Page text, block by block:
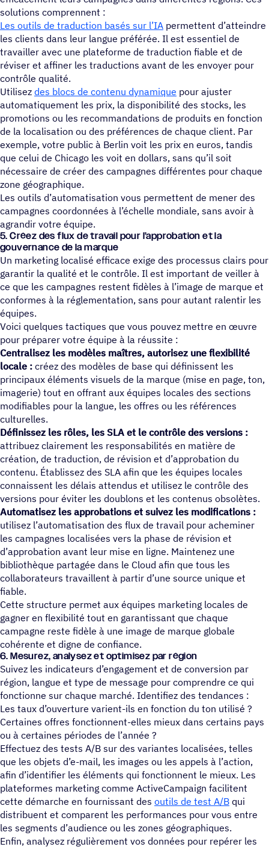
solutions comprennent :
Les outils de traduction basés sur l’IA permettent d’atteindre
les clients dans leur langue préférée. Il est essentiel de
travailler avec une plateforme de traduction fiable et de
réviser et affiner les traductions avant de les envoyer pour
contrôle qualité.
Utilisez des blocs de contenu dynamique pour ajuster
automatiquement les prix, la disponibilité des stocks, les
promotions ou les recommandations de produits en fonction
de la localisation ou des préférences de chaque client. Par
exemple, votre public à Berlin voit les prix en euros, tandis
que celui de Chicago les voit en dollars, sans qu’il soit
nécessaire de créer des campagnes différentes pour chaque
zone géographique.
Les outils d’automatisation vous permettent de mener des
campagnes coordonnées à l’échelle mondiale, sans avoir à
agrandir votre équipe.
5. Créez des flux de travail pour l’approbation et la
gouver­nance de la marque
Un marketing localisé efficace exige des processus clairs pour
garantir la qualité et le contrôle. Il est important de veiller à
ce que les campagnes restent fidèles à l’image de marque et
conformes à la réglementation, sans pour autant ralentir les
équipes.
Voici quelques tactiques que vous pouvez mettre en œuvre
pour préparer votre équipe à la réussite :
Centralisez les modèles maîtres, autorisez une flexibilité
locale : créez des modèles de base qui définissent les
principaux éléments visuels de la marque (mise en page, ton,
imagerie) tout en offrant aux équipes locales des sections
modifiables pour la langue, les offres ou les références
culturelles.
Définissez les rôles, les SLA et le contrôle des versions :
attribuez clairement les responsabilités en matière de
création, de traduction, de révision et d’approbation du
contenu. Établissez des SLA afin que les équipes locales
connaissent les délais attendus et utilisez le contrôle des
versions pour éviter les doublons et les contenus obsolètes.
Automatisez les approbations et suivez les modifications :
utilisez l’automatisation des flux de travail pour acheminer
les campagnes localisées vers la phase de révision et
d’approbation avant leur mise en ligne. Maintenez une
bibliothèque partagée dans le Cloud afin que tous les
collaborateurs travaillent à partir d’une source unique et
fiable.
Cette structure permet aux équipes marketing locales de
gagner en flexibilité tout en garantissant que chaque
campagne reste fidèle à une image de marque globale
cohérente et digne de confiance.
6. Mesurez, analy­sez et opti­mi­sez par région
Suivez les indicateurs d’engagement et de conversion par
région, langue et type de message pour comprendre ce qui
fonctionne sur chaque marché. Identifiez des tendances :
Les taux d’ouverture varient-ils en fonction du ton utilisé ?
Certaines offres fonctionnent-elles mieux dans certains pays
ou à certaines périodes de l’année ?
Effectuez des tests A/B sur des variantes localisées, telles
que les objets d’e-mail, les images ou les appels à l’action,
afin d’identifier les éléments qui fonctionnent le mieux. Les
plateformes marketing comme ActiveCampaign facilitent
cette démarche en fournissant des outils de test A/B qui
distribuent et comparent les performances pour vous entre
les segments d’audience ou les zones géographiques.
Enfin, analysez régulièrement vos données pour repérer les